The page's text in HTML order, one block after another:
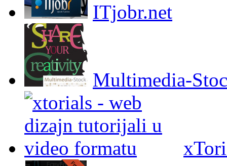
ITjobr.net
Multimedia-